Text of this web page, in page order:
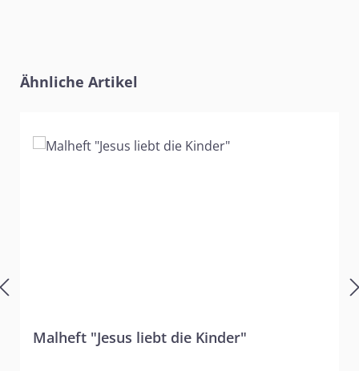
Produktgalerie überspringen
Ähnliche Artikel
Malheft "Jesus liebt die Kinder"